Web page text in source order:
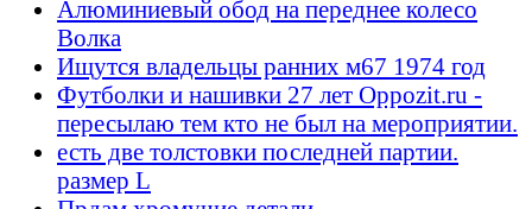
Алюминиевый обод на переднее колесо
Волка
Ищутся владельцы ранних м67 1974 год
Футболки и нашивки 27 лет Oppozit.ru -
пересылаю тем кто не был на мероприятии.
есть две толстовки последней партии.
размер L